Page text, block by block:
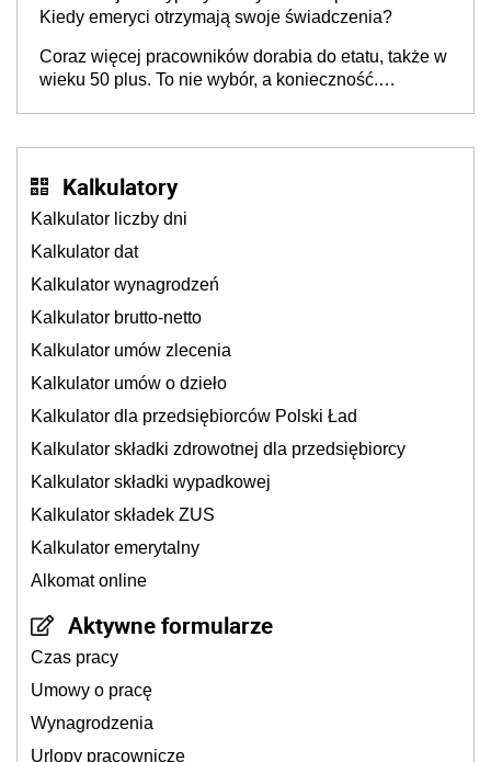
gospodarki
Kiedy emeryci otrzymają swoje świadczenia?
Coraz więcej pracowników dorabia do etatu, także w
wieku 50 plus. To nie wybór, a konieczność.
Kalkulatory
Kalkulator liczby dni
Kalkulator dat
Kalkulator wynagrodzeń
Kalkulator brutto-netto
Kalkulator umów zlecenia
Kalkulator umów o dzieło
Kalkulator dla przedsiębiorców Polski Ład
Kalkulator składki zdrowotnej dla przedsiębiorcy
Kalkulator składki wypadkowej
Kalkulator składek ZUS
Kalkulator emerytalny
Alkomat online
Aktywne formularze
Czas pracy
Umowy o pracę
Wynagrodzenia
Urlopy pracownicze